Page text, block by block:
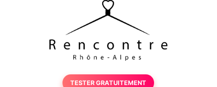
TESTER GRATUITEMENT